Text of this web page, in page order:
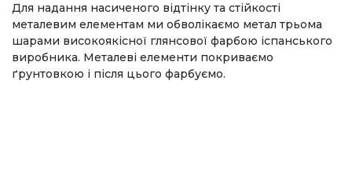
Для надання насиченого відтінку та стійкості
металевим елементам ми обволікаємо метал трьома
шарами високоякісної глянсової фарбою іспанського
виробника. Металеві елементи покриваємо
ґрунтовкою і після цього фарбуємо.